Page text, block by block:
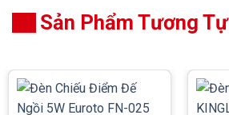
Sản Phẩm Tương Tự